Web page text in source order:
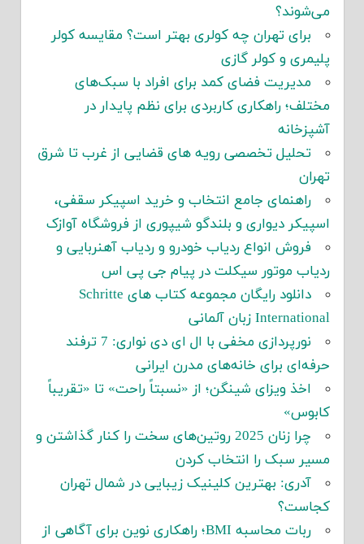
می‌شوند؟
برای تهران چه کولری بهتر است؟ مقایسه کولر
پلیمری و کولر گازی
مدیریت فضای کمد برای افراد با سبک‌های
مختلف؛ راهکاری کاربردی برای نظم پایدار در
آشپزخانه
تحلیل تخصصی رویه های قضایی از غرب تا شرق
تهران
راهنمای جامع انتخاب و خرید اسپیکر سقفی،
اسپیکر دیواری و بلندگو شیپوری از فروشگاه آوازک
فروش انواع ردیاب خودرو و ردیاب آهنربایی و
ردیاب موتور سیکلت در پیام جی پی اس
دانلود رایگان مجموعه کتاب های Schritte
International زبان آلمانی
نورپردازی مخفی با ال ای دی نواری: 7 ترفند
حرفه‌ای برای خانه‌های مدرن ایرانی
اخذ ویزای شینگن؛ از «نسبتاً راحت» تا «تقریباً
کابوس»
چرا زنان 2025 روتین‌های سخت را کنار گذاشتن و
مسیر سبک را انتخاب کردن
آدری: بهترین کلینیک زیبایی در شمال تهران
کجاست؟
ربات محاسبه BMI؛ راهکاری نوین برای آگاهی از